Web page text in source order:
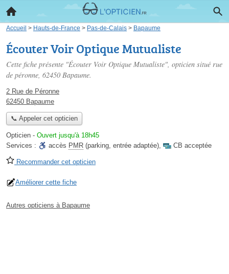
Accueil > Hauts-de-France > Pas-de-Calais > Bapaume
Écouter Voir Optique Mutualiste
Cette fiche présente "Écouter Voir Optique Mutualiste", opticien situé rue
de péronne, 62450 Bapaume.
2 Rue de Péronne
62450 Bapaume
📞 Appeler cet opticien
Opticien - Ouvert jusqu'à 18h45
Services :
accès PMR (parking, entrée adaptée), CB acceptée
Recommander cet opticien
Améliorer cette fiche
Autres opticiens à Bapaume